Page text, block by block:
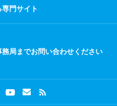
門サイト
局までお問い合わせください